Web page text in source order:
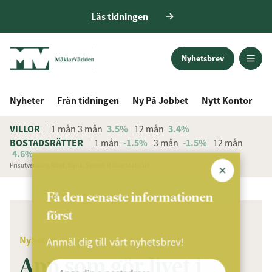
Läs tidningen
Nyhetsbrev
Nyheter Från tidningen Ny På Jobbet Nytt Kontor
VILLOR 1 mån 3 mån 3.5% 12 mån 3.4%
BOSTADSRÄTTER
1 mån -1.5% 3 mån -1.5% 12 mån
4.6%
Prisutveckling Riket, Källa: Svensk Mäklarstatistik
Nyheter
App som gör livet i
Få den senaste informationen
först
Anmäl dig till vårt nyhetsbrev!